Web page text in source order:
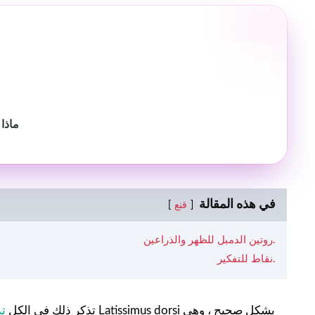
في هذه المقالة قنع
روتين الدمبل للظهر والذراعين.
نقاط للتفكير.
تذكر ذلك في الكل